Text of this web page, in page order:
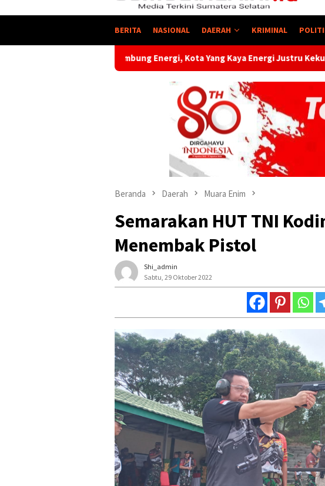
BERITA NASIONAL DAERAH KRIMINAL
Lumbung Energi, Kota Yang Kaya Energi Justru Kekurangan Energi
Beranda Daerah Muara Enim
Semarakan HUT TNI
Menembak Pistol
Shi_admin
Sabtu, 29 Oktober 2022